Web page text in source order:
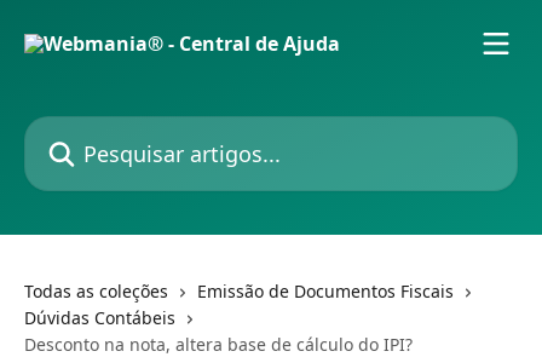
Pesquisar artigos...
Todas as coleções
Emissão de Documentos Fiscais
Dúvidas Contábeis
Desconto na nota, altera base de cálculo do IPI?